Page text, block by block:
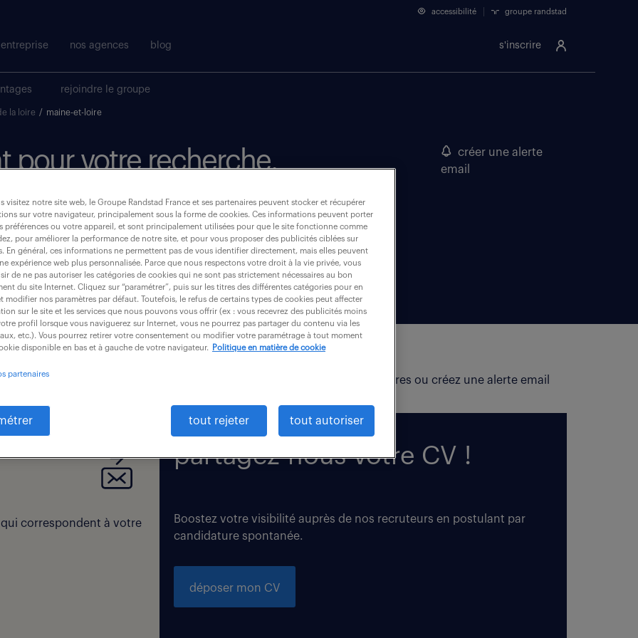
s'inscrire
accessibilité groupe randstad
entreprise nos agences blog
rejoindre le groupe
la loire / maine-et-loire
pour votre recherche.
créer une alerte
email
où ?
maine-et-loire (49)
exactement à vos critères de recherche. Modifiez vos critères ou créez une alerte email
correspondent à votre
partagez-nous votre CV !
Boostez votre visibilité auprès de nos recruteurs en postulant par
candidature spontanée.
déposer mon CV
visitez notre site web, le Groupe Randstad France et ses partenaires peuvent stocker et récupérer
sur votre navigateur, principalement sous la forme de cookies. Ces informations peuvent porter
préférences ou votre appareil, et sont principalement utilisées pour que le site fonctionne comme
pour améliorer la performance de notre site, et pour vous proposer des publicités ciblées sur
En général, ces informations ne permettent pas de vous identifier directement, mais elles peuvent
expérience web plus personnalisée. Parce que nous respectons votre droit à la vie privée, vous
de ne pas autoriser les catégories de cookies qui ne sont pas strictement nécessaires au bon
du site Internet. Cliquez sur “paramétrer”, puis sur les titres des différentes catégories pour en
modifier nos paramètres par défaut. Toutefois, le refus de certains types de cookies peut affecter
sur le site et les services que nous pouvons vous offrir (ex : vous recevrez des publicités moins
profil lorsque vous naviguerez sur Internet, vous ne pourrez pas partager du contenu via les
etc.). Vous pourrez retirer votre consentement ou modifier votre paramétrage à tout moment
disponible en bas et à gauche de votre navigateur.
Politique en matière de cookie
partenaires
tout rejeter tout autoriser